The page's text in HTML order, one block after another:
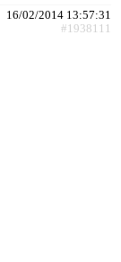
16/02/2014 13:57:31
#1938111